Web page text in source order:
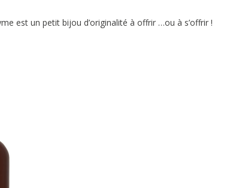
est un petit bijou d’originalité à offrir …ou à s’offrir !